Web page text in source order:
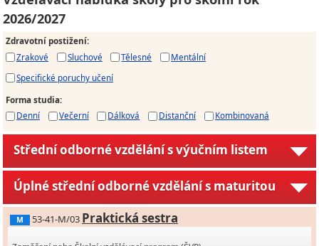
2026/2027
Zdravotní postižení:
Zrakové
Sluchové Tělesné
Mentální
Specifické poruchy učení
Forma studia:
Denní
Večerní Dálková Distanční Kombinovaná
Střední odborné vzdělání s výučním listem
Úplné střední odborné vzdělání s maturitou
M 53-41-M/03 Praktická sestra